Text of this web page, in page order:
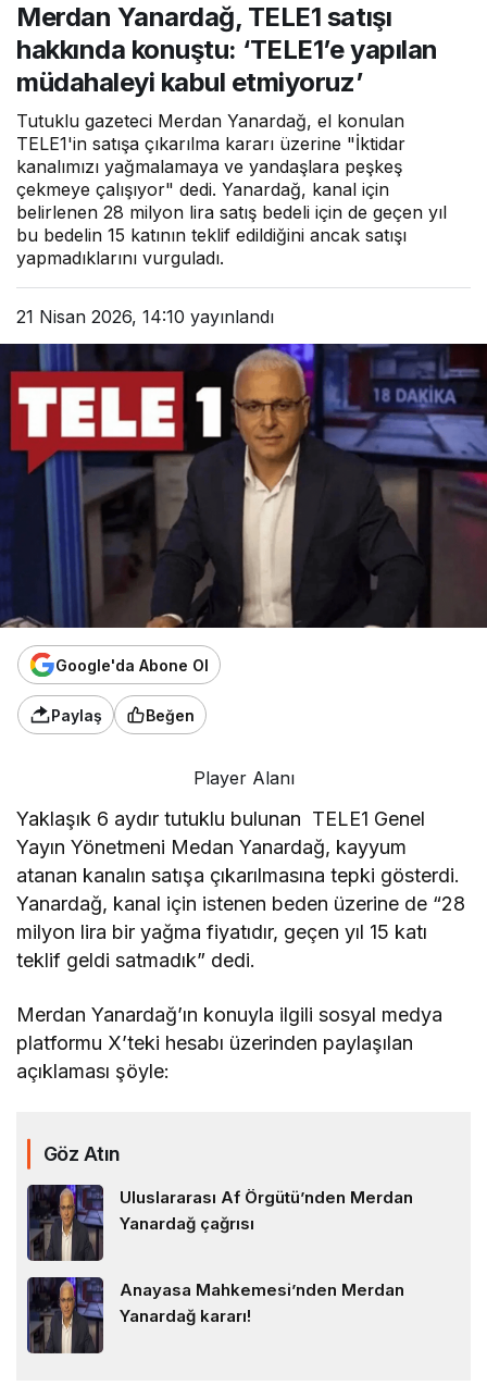
‘TELE1’e yapılan
müdahaleyi kabul
etmiyoruz’
Merdan Yanardağ, TELE1 satışı
hakkında konuştu: ‘TELE1’e yapılan
müdahaleyi kabul etmiyoruz’
Tutuklu gazeteci Merdan Yanardağ, el konulan
TELE1'in satışa çıkarılma kararı üzerine "İktidar
kanalımızı yağmalamaya ve yandaşlara peşkeş
çekmeye çalışıyor" dedi. Yanardağ, kanal için
belirlenen 28 milyon lira satış bedeli için de geçen yıl
bu bedelin 15 katının teklif edildiğini ancak satışı
yapmadıklarını vurguladı.
21 Nisan 2026, 14:10 yayınlandı
Google'da Abone Ol
Paylaş Beğen
Player Alanı
Yaklaşık 6 aydır tutuklu bulunan TELE1 Genel
Yayın Yönetmeni Medan Yanardağ, kayyum
atanan kanalın satışa çıkarılmasına tepki gösterdi.
Yanardağ, kanal için istenen beden üzerine de “28
milyon lira bir yağma fiyatıdır, geçen yıl 15 katı
teklif geldi satmadık” dedi.
Merdan Yanardağ’ın konuyla ilgili sosyal medya
platformu X’teki hesabı üzerinden paylaşılan
açıklaması şöyle:
Göz Atın
Uluslararası Af Örgütü’nden Merdan
Yanardağ çağrısı
Anayasa Mahkemesi’nden Merdan
Yanardağ kararı!